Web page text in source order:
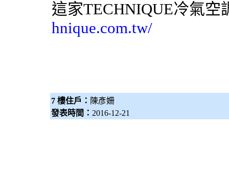
這家TECHNIQUE冷氣空
hnique.com.tw/
7 樓住戶： 陳彥姍
發表時間： 2016-12-21